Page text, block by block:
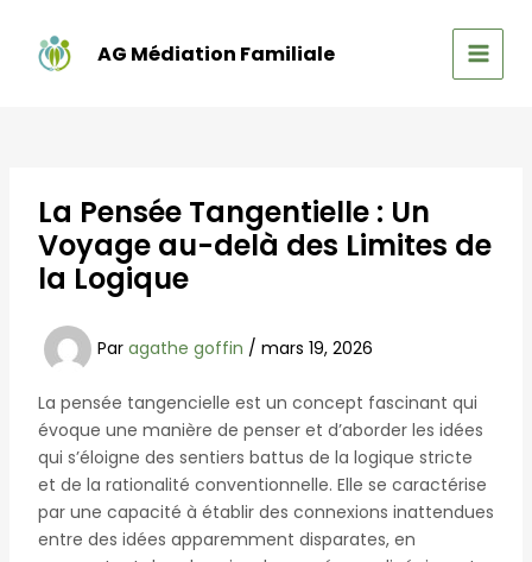
contenu
AG Médiation Familiale
MAIN
La Pensée Tangentielle : Un
Voyage au-delà des Limites de
la Logique
Par agathe goffin / mars 19, 2026
La pensée tangencielle est un concept fascinant qui
évoque une manière de penser et d’aborder les idées
qui s’éloigne des sentiers battus de la logique stricte
et de la rationalité conventionnelle. Elle se caractérise
par une capacité à établir des connexions inattendues
entre des idées apparemment disparates, en